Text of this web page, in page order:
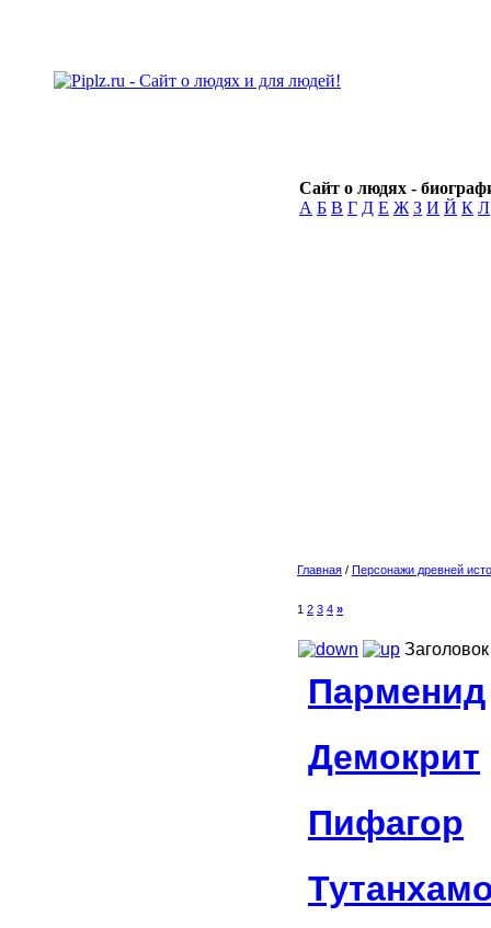
Сайт о людях -
А Б В Г Д Е Ж З И Й К Л
Главная / Персонажи древней
1 2 3 4 »
Заголовок
Парменид
Демокрит
Пифагор